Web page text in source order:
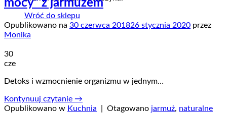
Wróć do sklepu
mocy” z jarmużem
Opublikowano na 30 czerwca 201826 stycznia 2020 przez
Monika
30
cze
Detoks i wzmocnienie organizmu w jednym…
Kontynuuj czytanie →
Opublikowano w Kuchnia Otagowano jarmuż, naturalne